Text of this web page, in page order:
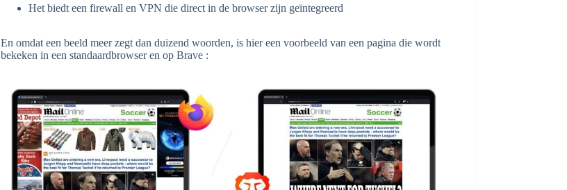
Het biedt een firewall en VPN die direct in de browser zijn geïntegreerd
En omdat een beeld meer zegt dan duizend woorden, is hier een voorbeeld van een pagina die wordt
bekeken in een standaardbrowser en op Brave :